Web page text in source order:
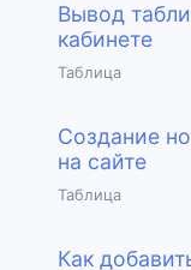
Вывод
кабинете
Таблица
Создание
на сайте
Таблица
Как